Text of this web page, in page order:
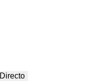
Directo